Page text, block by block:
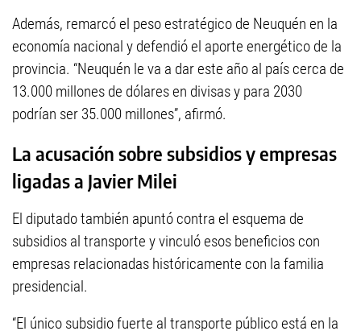
Además, remarcó el peso estratégico de Neuquén en la
economía nacional y defendió el aporte energético de la
provincia. “Neuquén le va a dar este año al país cerca de
13.000 millones de dólares en divisas y para 2030
podrían ser 35.000 millones”, afirmó.
La acusación sobre subsidios y empresas
ligadas a Javier Milei
El diputado también apuntó contra el esquema de
subsidios al transporte y vinculó esos beneficios con
empresas relacionadas históricamente con la familia
presidencial.
“El único subsidio fuerte al transporte público está en la